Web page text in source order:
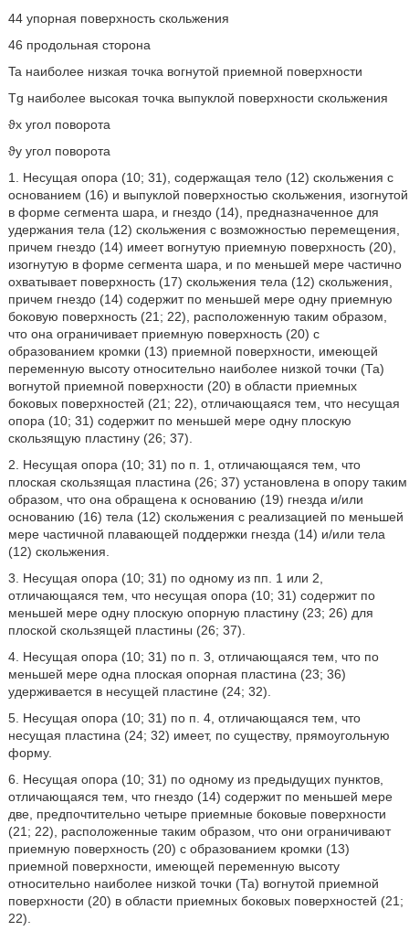
44 упорная поверхность скольжения
46 продольная сторона
Ta наиболее низкая точка вогнутой приемной поверхности
Tg наиболее высокая точка выпуклой поверхности скольжения
ϑx угол поворота
ϑy угол поворота
1. Несущая опора (10; 31), содержащая тело (12) скольжения с
основанием (16) и выпуклой поверхностью скольжения, изогнутой
в форме сегмента шара, и гнездо (14), предназначенное для
удержания тела (12) скольжения с возможностью перемещения,
причем гнездо (14) имеет вогнутую приемную поверхность (20),
изогнутую в форме сегмента шара, и по меньшей мере частично
охватывает поверхность (17) скольжения тела (12) скольжения,
причем гнездо (14) содержит по меньшей мере одну приемную
боковую поверхность (21; 22), расположенную таким образом,
что она ограничивает приемную поверхность (20) с
образованием кромки (13) приемной поверхности, имеющей
переменную высоту относительно наиболее низкой точки (Та)
вогнутой приемной поверхности (20) в области приемных
боковых поверхностей (21; 22), отличающаяся тем, что несущая
опора (10; 31) содержит по меньшей мере одну плоскую
скользящую пластину (26; 37).
2. Несущая опора (10; 31) по п. 1, отличающаяся тем, что
плоская скользящая пластина (26; 37) установлена в опору таким
образом, что она обращена к основанию (19) гнезда и/или
основанию (16) тела (12) скольжения с реализацией по меньшей
мере частичной плавающей поддержки гнезда (14) и/или тела
(12) скольжения.
3. Несущая опора (10; 31) по одному из пп. 1 или 2,
отличающаяся тем, что несущая опора (10; 31) содержит по
меньшей мере одну плоскую опорную пластину (23; 26) для
плоской скользящей пластины (26; 37).
4. Несущая опора (10; 31) по п. 3, отличающаяся тем, что по
меньшей мере одна плоская опорная пластина (23; 36)
удерживается в несущей пластине (24; 32).
5. Несущая опора (10; 31) по п. 4, отличающаяся тем, что
несущая пластина (24; 32) имеет, по существу, прямоугольную
форму.
6. Несущая опора (10; 31) по одному из предыдущих пунктов,
отличающаяся тем, что гнездо (14) содержит по меньшей мере
две, предпочтительно четыре приемные боковые поверхности
(21; 22), расположенные таким образом, что они ограничивают
приемную поверхность (20) с образованием кромки (13)
приемной поверхности, имеющей переменную высоту
относительно наиболее низкой точки (Та) вогнутой приемной
поверхности (20) в области приемных боковых поверхностей (21;
22).